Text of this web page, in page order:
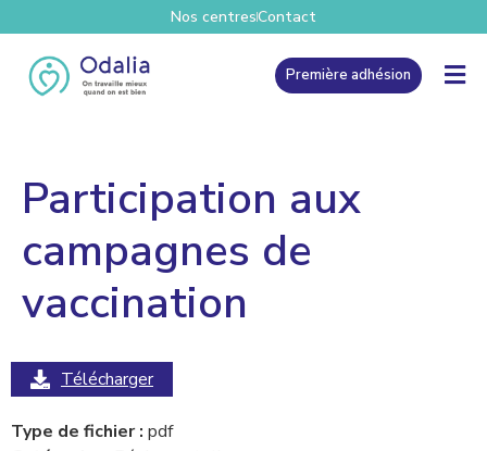
Nos centresContact
Première adhésion
Participation aux
campagnes de
vaccination
Télécharger
Type de fichier : pdf